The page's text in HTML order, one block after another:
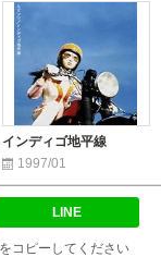
インディゴ地平線
1997/01
LINE
コピーしてください